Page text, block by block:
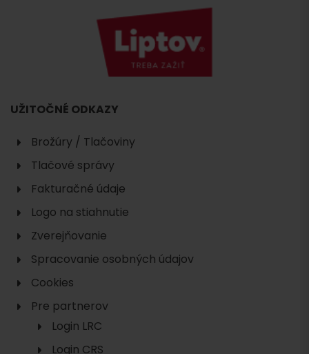
UŽITOČNÉ ODKAZY
Brožúry / Tlačoviny
Tlačové správy
Fakturačné údaje
Logo na stiahnutie
Zverejňovanie
Spracovanie osobných údajov
Cookies
Pre partnerov
Login LRC
Login CRS